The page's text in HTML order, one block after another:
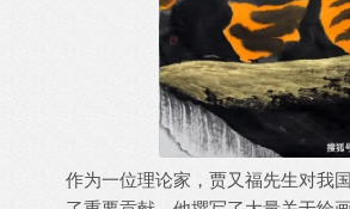
作为一位理论家，贾又福先生对我